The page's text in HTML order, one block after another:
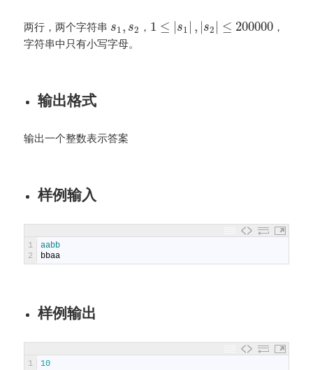
两行，两个字符串 s1, s2 ， 1 ≤ |s1 | , |s2 | ≤ 200000 ，
字符串中只有小写字母。
输出格式
输出一个整数表示答案
样例输入
1
2
aabb
bbaa
样例输出
1 10